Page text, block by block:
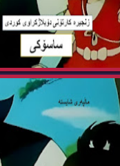
زنجیره‌ كارتۆنی ساسۆكی ئه‌ڵقه‌ی 16